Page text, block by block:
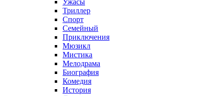
Ужасы
Триллер
Спорт
Семейный
Приключения
Мюзикл
Мистика
Мелодрама
Биография
Комедия
История